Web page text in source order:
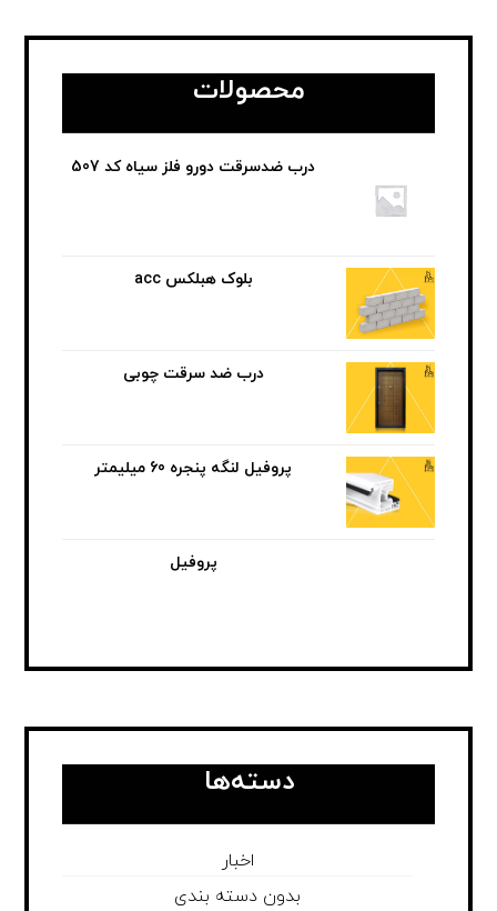
محصولات
درب ضدسرقت دورو فلز سیاه کد 507
بلوک هبلکس acc
درب ضد سرقت چوبی
پروفیل لنگه پنجره 60 میلیمتر
پروفیل
دسته‌ها
اخبار
بدون دسته بندی